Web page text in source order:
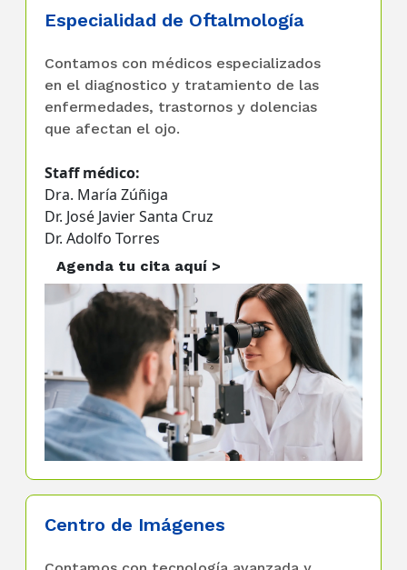
Especialidad de Oftalmología
Contamos con médicos especializados
en el diagnostico y tratamiento de las
enfermedades, trastornos y dolencias
que afectan el ojo.
Staff médico:
Dra. María Zúñiga
Dr. José Javier Santa Cruz
Dr. Adolfo Torres
Agenda tu cita aquí >
Centro de Imágenes